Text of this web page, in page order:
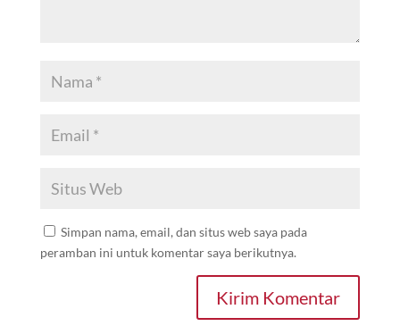
Simpan nama, email, dan situs web saya pada
peramban ini untuk komentar saya berikutnya.
Kirim Komentar